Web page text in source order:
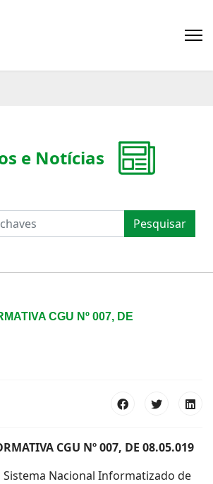
Pesquisar
e Notícias
CGU Nº 007, DE
CGU Nº 007, DE 08.05.019
Nacional Informatizado de